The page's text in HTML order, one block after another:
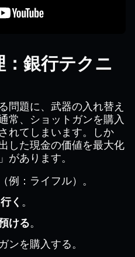
銀行テクニ
問題に、武器の入れ替え
常、ショットガンを購入
れてしまいます。しか
した現金の価値を最大化
があります。
（例：ライフル）。
く 。
ける。
ンを購入する。